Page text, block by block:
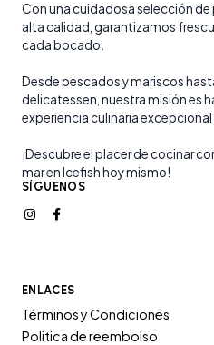
Con una cuidadosa selección
alta calidad, garantizamos
cada bocado.
Desde pescados y mariscos
delicatessen, nuestra misión es
experiencia culinaria excepcional
¡Descubre el placer de cocinar
mar en Icefish hoy mismo!
SÍGUENOS
ENLACES
Términos y Condiciones
Politica de reembolso